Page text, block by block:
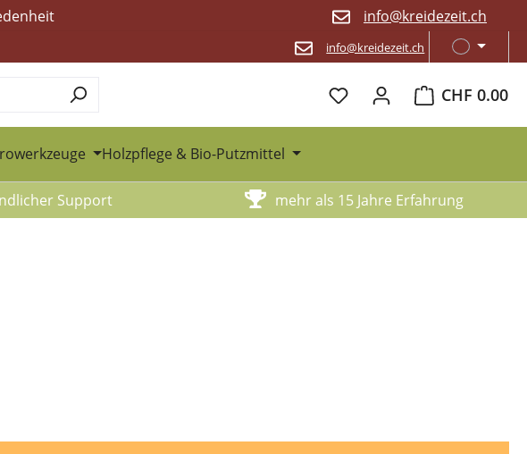
info@kreidezeit.ch
info@kreidezeit.ch
CHF 0.00
Warenkorb
Holzpflege & Bio-Putzmittel
Support mehr als 15 Jahre Erfahrung